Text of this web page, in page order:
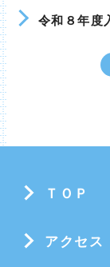
令和８年度
ＴＯＰ
アクセス